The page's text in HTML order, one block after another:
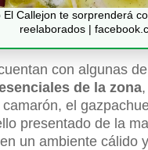
El Callejon te sorprenderá
reelaborados |
con algunas
de la zona
el
presentado de la
un ambiente cálido